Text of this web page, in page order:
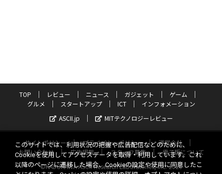
TOP レビュー ニュース ガジェット
ゲーム
グルメ
スタートアップ ICT
インフォメーション
ASCII.jp
MITテクノロジーレビュー
サイトポリシー プライバシーポリシー
運営会社
お問い合わせ
広告掲載 スタッフ募集
電子版について
©KADOKAWA ASCII Research Laboratories, Inc. 2026
このサイトでは、利用状況の把握や広告配信などのために、
Cookieを使用してアクセスデータを取得・利用しています。これ
以降のページに遷移した場合、Cookieの設定や使用に同意したこ